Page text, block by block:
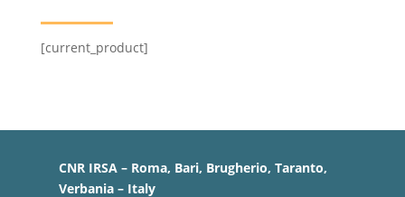
[current_product]
CNR IRSA – Roma, Bari, Brugherio, Taranto,
Verbania – Italy